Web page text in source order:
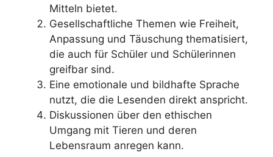
Mitteln bietet.
Gesellschaftliche Themen wie Freiheit,
Anpassung und Täuschung thematisiert,
die auch für Schüler und Schülerinnen
greifbar sind.
Eine emotionale und bildhafte Sprache
nutzt, die die Lesenden direkt anspricht.
Diskussionen über den ethischen
Umgang mit Tieren und deren
Lebensraum anregen kann.